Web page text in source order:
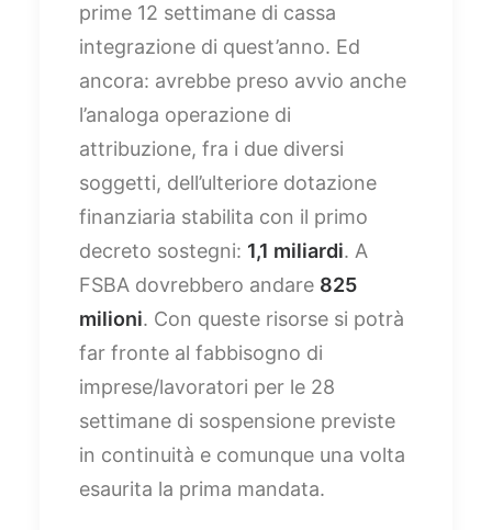
prime 12 settimane di cassa
integrazione di quest’anno. Ed
ancora: avrebbe preso avvio anche
l’analoga operazione di
attribuzione, fra i due diversi
soggetti, dell’ulteriore dotazione
finanziaria stabilita con il primo
decreto sostegni: 1,1 miliardi. A
FSBA dovrebbero andare 825
milioni. Con queste risorse si potrà
far fronte al fabbisogno di
imprese/lavoratori per le 28
settimane di sospensione previste
in continuità e comunque una volta
esaurita la prima mandata.